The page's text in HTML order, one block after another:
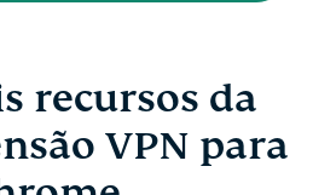
recursos da
VPN para